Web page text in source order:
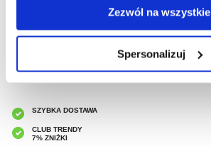
Zezwól na wszystkie
Spersonalizuj
Samsung Galaxy S25 Etui & Akcesoria
SZYBKA DOSTAWA
CLUB TRENDY
7% ZNIŻKI